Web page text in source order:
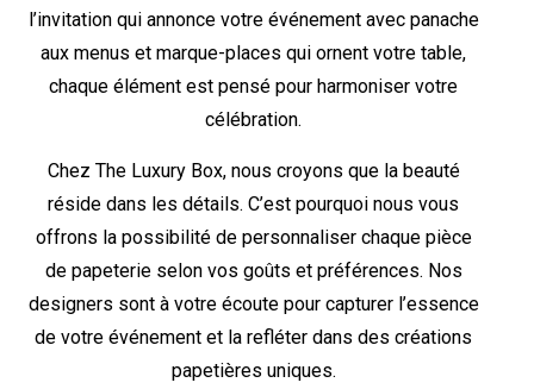
l’invitation qui annonce votre événement avec panache
aux menus et marque-places qui ornent votre table,
chaque élément est pensé pour harmoniser votre
célébration.
Chez The Luxury Box, nous croyons que la beauté
réside dans les détails. C’est pourquoi nous vous
offrons la possibilité de personnaliser chaque pièce
de papeterie selon vos goûts et préférences. Nos
designers sont à votre écoute pour capturer l’essence
de votre événement et la refléter dans des créations
papetières uniques.